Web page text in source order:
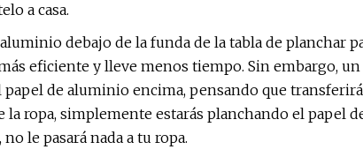
a casa.
debajo de la funda de la tabla de planchar
eficiente y lleve menos tiempo. Sin embargo,
de aluminio encima, pensando que transferirá
ropa, simplemente estarás planchando el papel
le pasará nada a tu ropa.